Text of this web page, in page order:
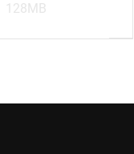
128MB